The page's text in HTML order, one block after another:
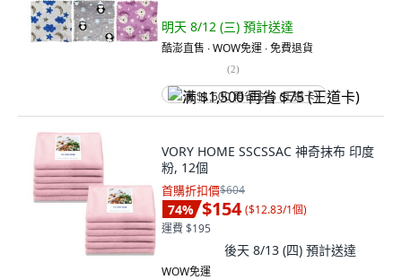
明天 8/12 (三) 預計送達
酷澎直售 ∙ WOW免運 ∙ 免費退貨
(2)
满 $1,500 再省 $75 (王道卡)
VORY HOME SSCSSAC 神奇抹布 印度
粉, 12個
首購折扣價$604
74% $154 ($12.83/1個)
運費 $195
後天 8/13 (四) 預計送達
WOW免運